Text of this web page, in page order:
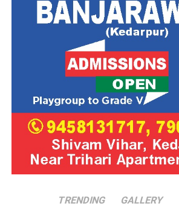
TRENDING GALLERY